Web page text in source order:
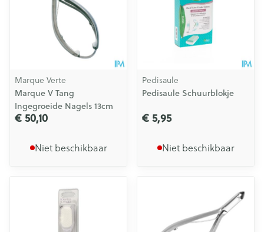
Marque Verte
Marque V Tang
Ingegroeide Nagels 13cm
€ 50,10
Niet beschikbaar
Pedisaule
Pedisaule Schuurblokje
€ 5,95
Niet beschikbaar